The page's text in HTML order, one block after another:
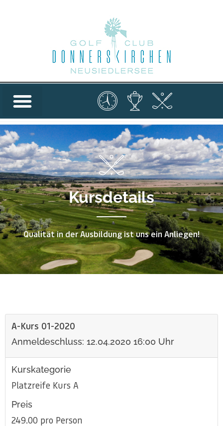
Kursdetails
Qualität in der Ausbildung ist uns ein Anliegen!
A-Kurs 01-2020
Anmeldeschluss: 12.04.2020 16:00 Uhr
Kurskategorie
Platzreife Kurs A
Preis
249.00 pro Person